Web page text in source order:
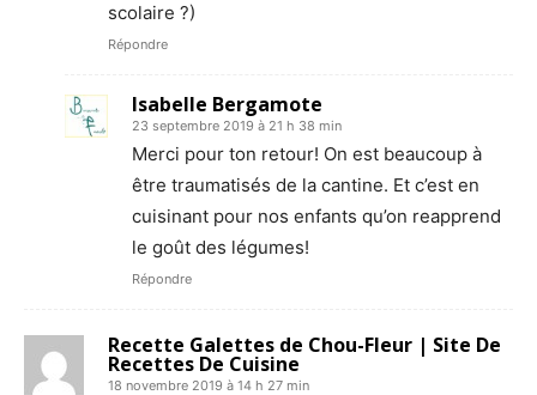
scolaire ?)
Répondre
Isabelle Bergamote
23 septembre 2019 à 21 h 38 min
Merci pour ton retour! On est beaucoup à
être traumatisés de la cantine. Et c’est en
cuisinant pour nos enfants qu’on reapprend
le goût des légumes!
Répondre
Recette Galettes de Chou-Fleur | Site De
Recettes De Cuisine
18 novembre 2019 à 14 h 27 min